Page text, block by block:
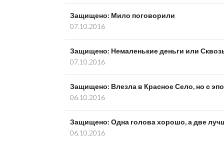
Защищено: Мило поговорили
07.10.2016
Защищено: Немаленькие деньги или
07.10.2016
Защищено: Влезла в Красное Село, но с
06.10.2016
Защищено: Одна голова хорошо, а две
06.10.2016